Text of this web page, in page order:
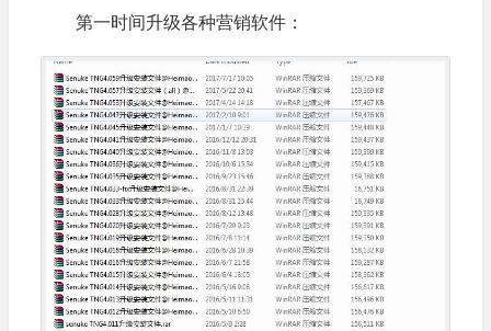
第一时间升级各种营销软件：